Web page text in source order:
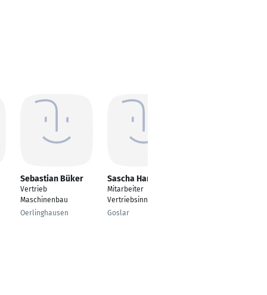
Sebastian Büker
Vertrieb
Maschinenbau
Oerlinghausen
Sascha Hamelberg
Mitarbeiter
Vertriebsinnendienst
Goslar